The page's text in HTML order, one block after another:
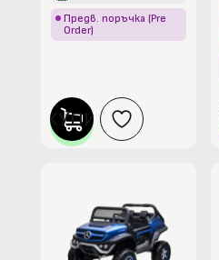
Предв. поръчка (Pre
Order)
КУПИ